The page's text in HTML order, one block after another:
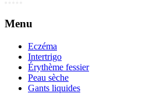
Menu
Eczéma
Intertrigo
Érythème fessier
Peau sèche
Gants liquides